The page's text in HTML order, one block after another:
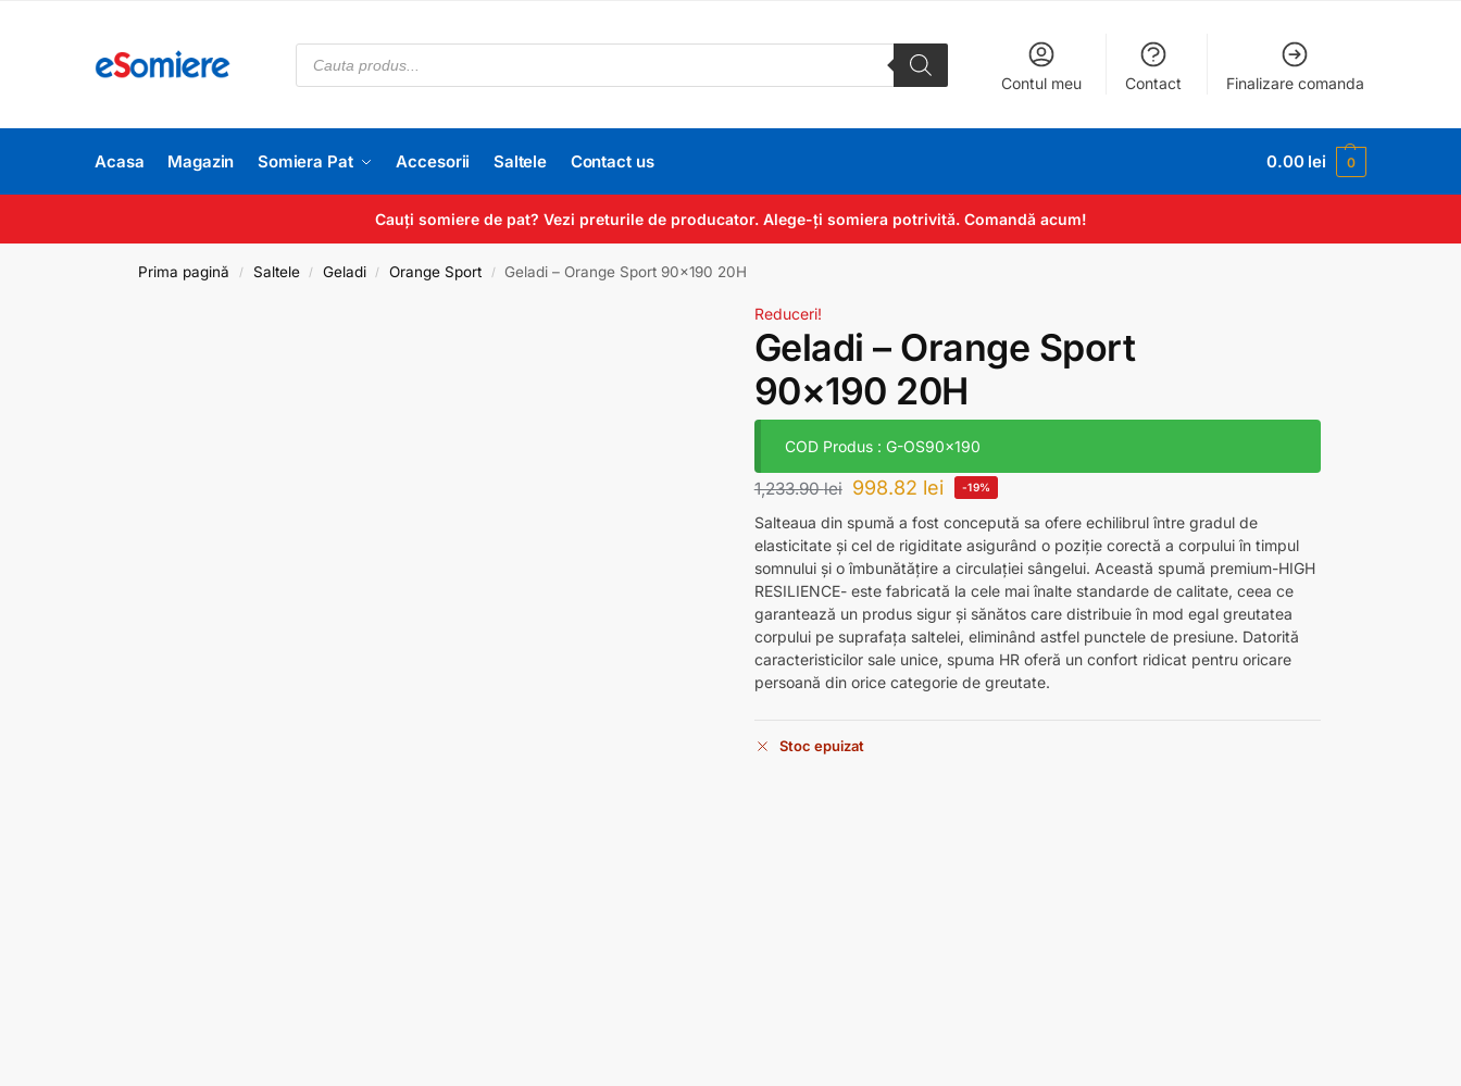
Contul meu Contact Finalizare comanda
Acasa Magazin Somiera Pat Accesorii Saltele Contact us 0.00 lei 0
Cauți somiere de pat? Vezi preturile de producator. Alege-ți somiera potrivită. Comandă acum!
Prima pagină / Saltele / Geladi / Orange Sport / Geladi – Orange Sport 90×190 20H
Reduceri!
Geladi – Orange Sport
90×190 20H
COD Produs : G-OS90x190
1,233.90lei 998.82 lei -19%
Salteaua din spumă a fost concepută sa ofere echilibrul între gradul de
elasticitate și cel de rigiditate asigurând o poziție corectă a corpului în timpul
somnului și o îmbunătățire a circulației sângelui. Această spumă premium-HIGH
RESILIENCE- este fabricată la cele mai înalte standarde de calitate, ceea ce
garantează un produs sigur și sănătos care distribuie în mod egal greutatea
corpului pe suprafața saltelei, eliminând astfel punctele de presiune. Datorită
caracteristicilor sale unice, spuma HR oferă un confort ridicat pentru oricare
persoană din orice categorie de greutate.
Stoc epuizat